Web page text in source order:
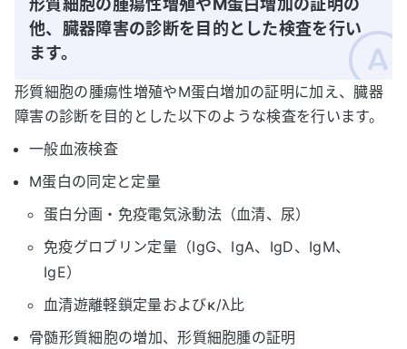
形質細胞の腫瘍性増殖やM蛋白増加の証明の
他、臓器障害の診断を目的とした検査を行い
ます。
形質細胞の腫瘍性増殖やM蛋白増加の証明に加え、臓器
障害の診断を目的とした以下のような検査を行います。
一般血液検査
M蛋白の同定と定量
蛋白分画・免疫電気泳動法（血清、尿）
免疫グロブリン定量（IgG、IgA、IgD、IgM、
IgE）
血清遊離軽鎖定量およびκ/λ比
骨髄形質細胞の増加、形質細胞腫の証明